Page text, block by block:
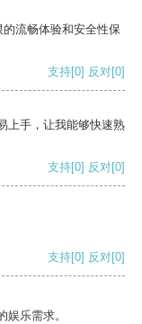
流畅体验和安全性保
支持[0] 反对[0]
上手，让我能够快速熟
支持[0] 反对[0]
支持[0] 反对[0]
乐需求。